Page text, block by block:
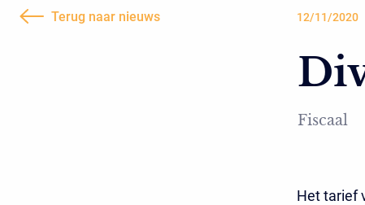
Terug naar nieuws 12/11/2020
Fiscaal
Het tarief